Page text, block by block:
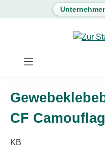
Zum Hauptinhalt springen
CF
KB